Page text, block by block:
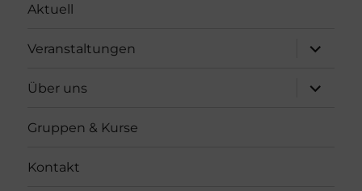
Aktuell
Veranstaltungen
öffnen
Über uns
öffnen
Gruppen & Kurse
Kontakt